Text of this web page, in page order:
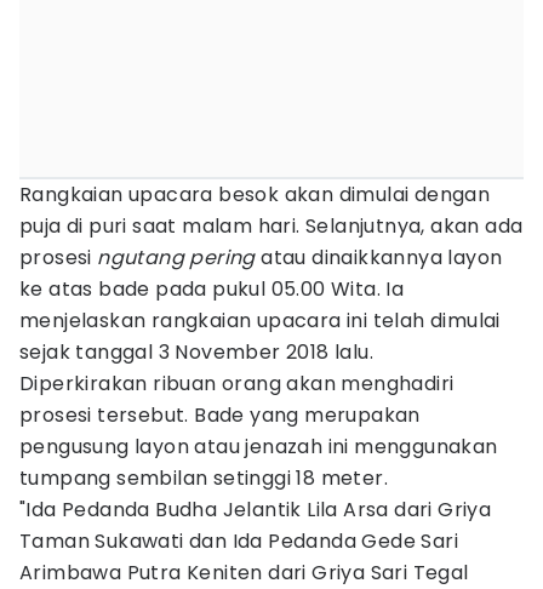
Rangkaian upacara besok akan dimulai dengan
puja di puri saat malam hari. Selanjutnya, akan ada
prosesi ngutang peringatau dinaikkannya layon
ke atas bade pada pukul 05.00 Wita. Ia
menjelaskan rangkaian upacara ini telah dimulai
sejak tanggal 3 November 2018 lalu.
Diperkirakan ribuan orang akan menghadiri
prosesi tersebut. Bade yang merupakan
pengusung layon atau jenazah ini menggunakan
tumpang sembilan setinggi 18 meter.
"Ida Pedanda Budha Jelantik Lila Arsa dari Griya
Taman Sukawati dan Ida Pedanda Gede Sari
Arimbawa Putra Keniten dari Griya Sari Tegal